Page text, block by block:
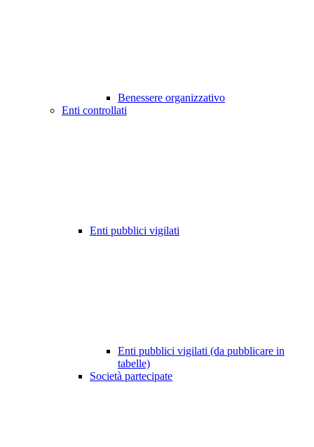
Benessere organizzativo
Enti controllati
Enti pubblici vigilati
Enti pubblici vigilati (da pubblicare in
tabelle)
Società partecipate